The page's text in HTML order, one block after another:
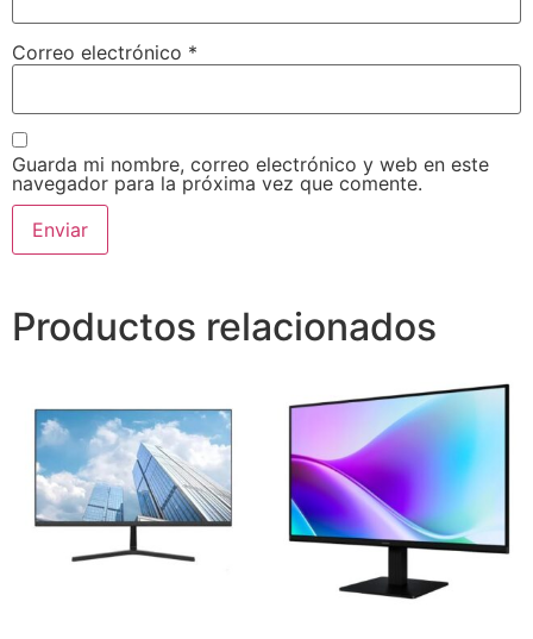
Correo electrónico *
Guarda mi nombre, correo electrónico y web en este
navegador para la próxima vez que comente.
Productos relacionados